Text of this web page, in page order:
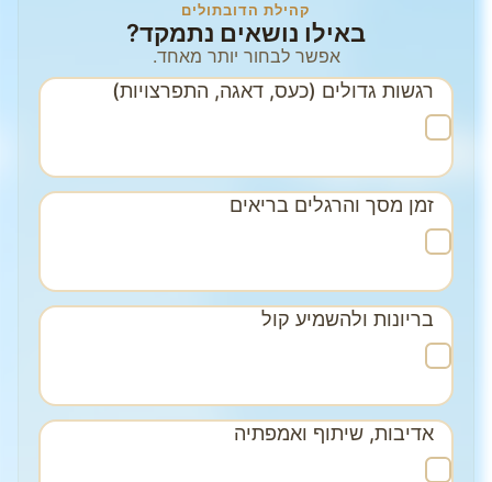
קהילת הדובתולים
באילו נושאים נתמקד?
אפשר לבחור יותר מאחד.
רגשות גדולים (כעס, דאגה, התפרצויות)
זמן מסך והרגלים בריאים
בריונות ולהשמיע קול
אדיבות, שיתוף ואמפתיה